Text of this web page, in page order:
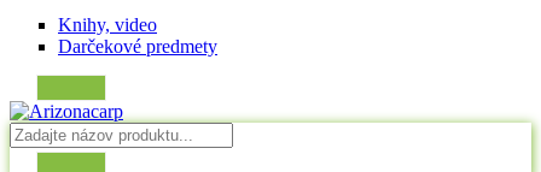
Knihy, video
Darčekové predmety